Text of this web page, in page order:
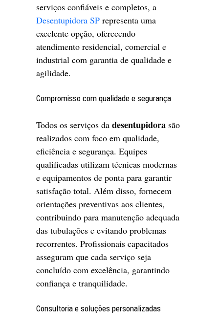
serviços confiáveis e completos, a
Desentupidora SP representa uma
excelente opção, oferecendo
atendimento residencial, comercial e
industrial com garantia de qualidade e
agilidade.
Compromisso com qualidade e segurança
Todos os serviços da desentupidora são
realizados com foco em qualidade,
eficiência e segurança. Equipes
qualificadas utilizam técnicas modernas
e equipamentos de ponta para garantir
satisfação total. Além disso, fornecem
orientações preventivas aos clientes,
contribuindo para manutenção adequada
das tubulações e evitando problemas
recorrentes. Profissionais capacitados
asseguram que cada serviço seja
concluído com excelência, garantindo
confiança e tranquilidade.
Consultoria e soluções personalizadas